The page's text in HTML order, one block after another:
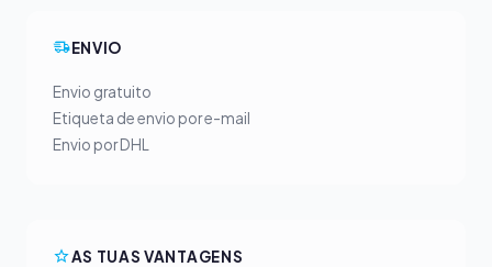
ENVIO
Envio gratuito
Etiqueta de envio por e-mail
Envio por DHL
AS TUAS VANTAGENS